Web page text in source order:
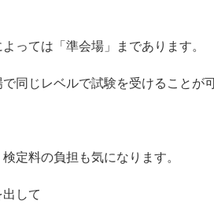
っては「準会場」まであります。
同じレベルで試験を受けることが
検定料の負担も気になります。
して